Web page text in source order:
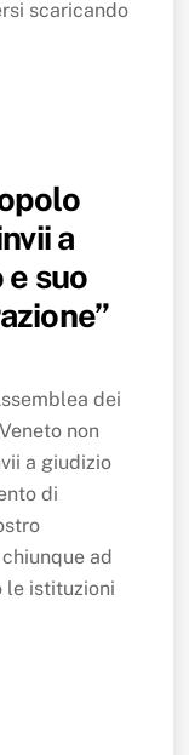
scaricando
a
suo
dei
non
a giudizio
di
ad
le istituzioni